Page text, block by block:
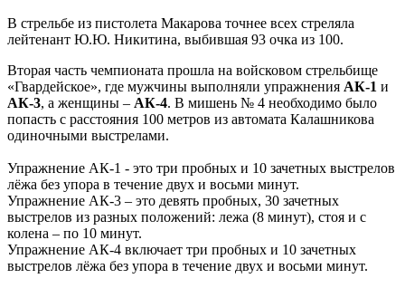
В стрельбе из пистолета Макарова точнее всех стреляла
лейтенант Ю.Ю. Никитина, выбившая 93 очка из 100.
Вторая часть чемпионата прошла на войсковом стрельбище
«Гвардейское», где мужчины выполняли упражнения АК-1 и
АК-3, а женщины – АК-4. В мишень № 4 необходимо было
попасть с расстояния 100 метров из автомата Калашникова
одиночными выстрелами.
Упражнение АК-1 - это три пробных и 10 зачетных выстрелов
лёжа без упора в течение двух и восьми минут.
Упражнение АК-3 – это девять пробных, 30 зачетных
выстрелов из разных положений: лежа (8 минут), стоя и с
колена – по 10 минут.
Упражнение АК-4 включает три пробных и 10 зачетных
выстрелов лёжа без упора в течение двух и восьми минут.